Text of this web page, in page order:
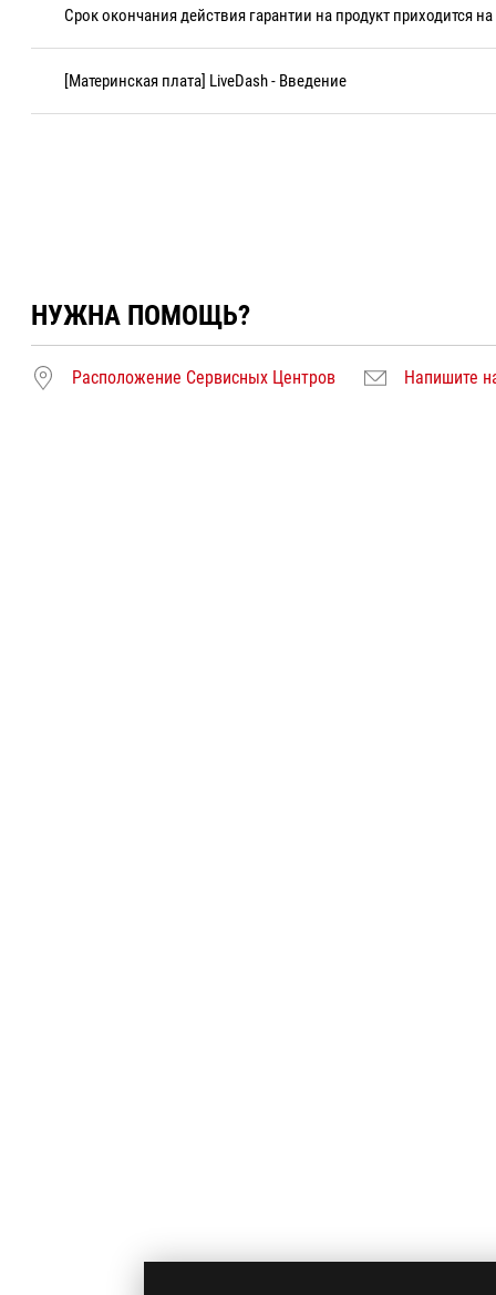
Срок окончания действия гарантии на продукт приходится
[Материнская плата] LiveDash - Введение
НУЖНА ПОМОЩЬ?
Расположение Сервисных Центров Напишите